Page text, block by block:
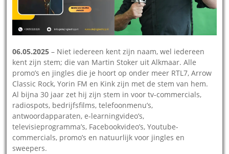
06.05.2025 – Niet iedereen kent zijn naam, wel iedereen
kent zijn stem; die van Martin Stoker uit Alkmaar. Alle
promo’s en jingles die je hoort op onder meer RTL7, Arrow
Classic Rock, Yorin FM en Kink zijn met de stem van hem.
Al bijna 30 jaar zet hij zijn stem in voor tv-commercials,
radiospots, bedrijfsfilms, telefoonmenu’s,
antwoordapparaten, e-learningvideo’s,
televisieprogramma’s, Facebookvideo’s, Youtube-
commercials, promo’s en natuurlijk voor jingles en
sweepers.